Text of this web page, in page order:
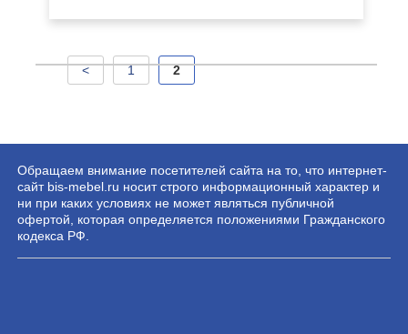
< 1 2
Обращаем внимание посетителей сайта на то, что интернет-
сайт bis-mebel.ru носит строго информационный характер и
ни при каких условиях не может являться публичной
офертой, которая определяется положениями Гражданского
кодекса РФ.